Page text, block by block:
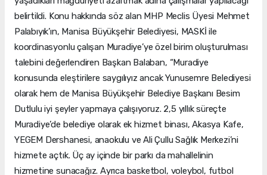
belirtildi. Konu hakkında söz alan MHP Meclis Üyesi Mehmet
Palabıyık’ın, Manisa Büyükşehir Belediyesi, MASKİ ile
koordinasyonlu çalışan Muradiye’ye özel birim oluşturulması
talebini değerlendiren Başkan Balaban, “Muradiye
konusunda eleştirilere saygılıyız ancak Yunusemre Belediyesi
olarak hem de Manisa Büyükşehir Belediye Başkanı Besim
Dutlulu iyi şeyler yapmaya çalışıyoruz. 2,5 yıllık süreçte
Muradiye’de belediye olarak ek hizmet binası, Akasya Kafe,
YEGEM Dershanesi, anaokulu ve Ali Çullu Sağlık Merkezi’ni
hizmete açtık. Üç ay içinde bir parkı da mahallelinin
hizmetine sunacağız. Ayrıca basketbol, voleybol, futbol